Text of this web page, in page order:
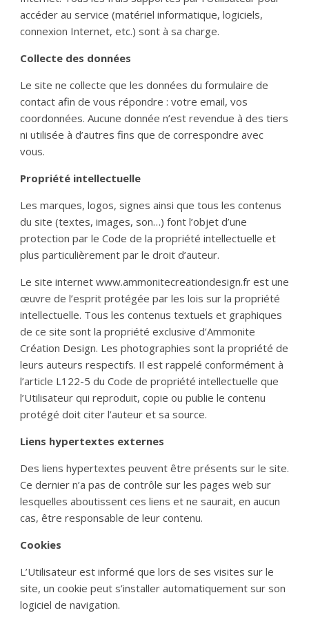
accéder au service (matériel informatique, logiciels,
connexion Internet, etc.) sont à sa charge.
Collecte des données
Le site ne collecte que les données du formulaire de
contact afin de vous répondre : votre email, vos
coordonnées. Aucune donnée n’est revendue à des tiers
ni utilisée à d’autres fins que de correspondre avec
vous.
Propriété intellectuelle
Les marques, logos, signes ainsi que tous les contenus
du site (textes, images, son…) font l’objet d’une
protection par le Code de la propriété intellectuelle et
plus particulièrement par le droit d’auteur.
Le site internet www.ammonitecreationdesign.fr est une
œuvre de l’esprit protégée par les lois sur la propriété
intellectuelle. Tous les contenus textuels et graphiques
de ce site sont la propriété exclusive d’Ammonite
Création Design. Les photographies sont la propriété de
leurs auteurs respectifs. Il est rappelé conformément à
l’article L122-5 du Code de propriété intellectuelle que
l’Utilisateur qui reproduit, copie ou publie le contenu
protégé doit citer l’auteur et sa source.
Liens hypertextes externes
Des liens hypertextes peuvent être présents sur le site.
Ce dernier n’a pas de contrôle sur les pages web sur
lesquelles aboutissent ces liens et ne saurait, en aucun
cas, être responsable de leur contenu.
Cookies
L’Utilisateur est informé que lors de ses visites sur le
site, un cookie peut s’installer automatiquement sur son
logiciel de navigation.